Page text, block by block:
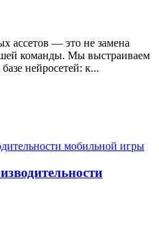
ассетов — это не замена
команды. Мы выстраиваем
нейросетей: к...